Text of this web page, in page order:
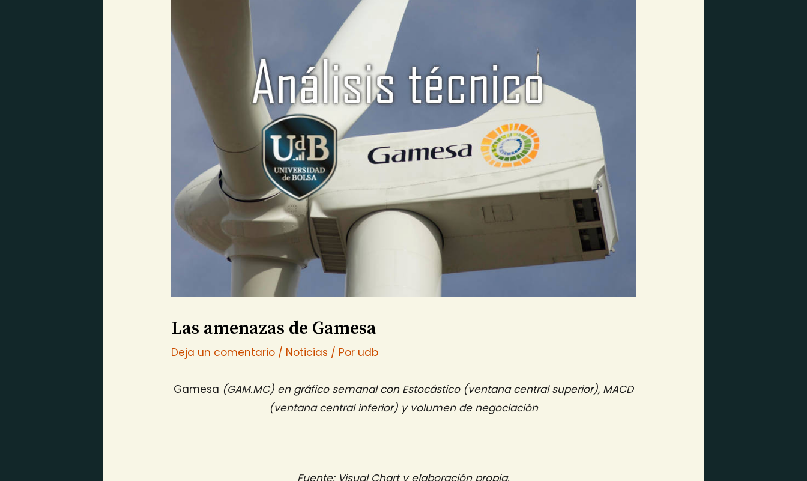
Las amenazas de Gamesa
Deja un comentario / Noticias / Por udb
Gamesa (GAM.MC) en gráfico semanal con Estocástico (ventana central superior), MACD
(ventana central inferior) y volumen de negociación
Fuente: Visual Chart y elaboración propia.